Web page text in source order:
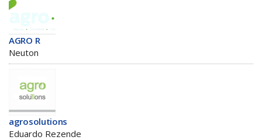
AGRO R
Neuton
agrosolutions
Eduardo Rezende